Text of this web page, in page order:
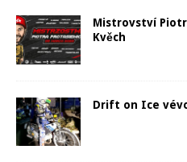
Mistrovství
Kvěch
Drift on Ice